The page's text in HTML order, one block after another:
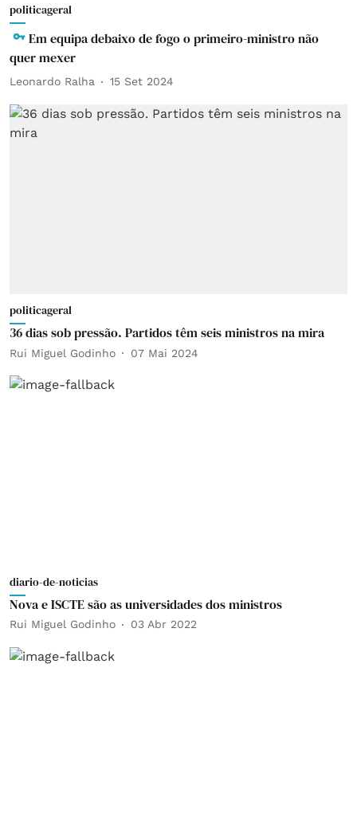
politicageral
Em equipa debaixo de fogo o primeiro-ministro não
quer mexer
Leonardo Ralha 15 Set 2024
politicageral
36 dias sob pressão. Partidos têm seis ministros na mira
Rui Miguel Godinho 07 Mai 2024
diario-de-noticias
Nova e ISCTE são as universidades dos ministros
Rui Miguel Godinho 03 Abr 2022